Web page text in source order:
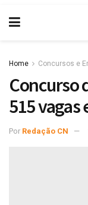
Home Concursos e
Concurso
515 vagas
Por Redação CN